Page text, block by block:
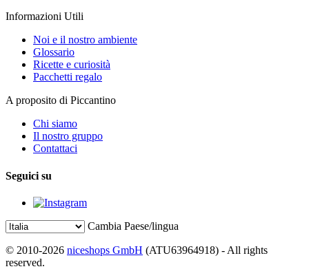
Informazioni Utili
Noi e il nostro ambiente
Glossario
Ricette e curiosità
Pacchetti regalo
A proposito di Piccantino
Chi siamo
Il nostro gruppo
Contattaci
Seguici su
Cambia Paese/lingua
© 2010-2026 niceshops GmbH (ATU63964918) - All rights
reserved.